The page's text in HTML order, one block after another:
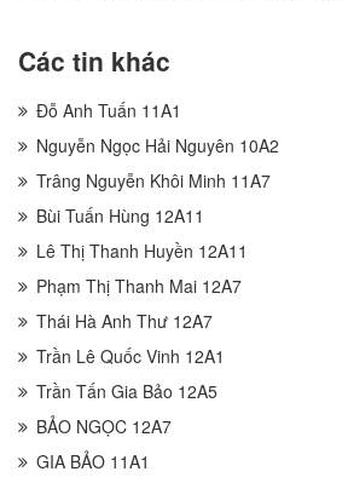
Các tin khác
Đỗ Anh Tuấn 11A1
Nguyễn Ngọc Hải Nguyên 10A2
Trâng Nguyễn Khôi Minh 11A7
Bùi Tuấn Hùng 12A11
Lê Thị Thanh Huyền 12A11
Phạm Thị Thanh Mai 12A7
Thái Hà Anh Thư 12A7
Trần Lê Quốc Vinh 12A1
Trần Tấn Gia Bảo 12A5
BẢO NGỌC 12A7
GIA BẢO 11A1